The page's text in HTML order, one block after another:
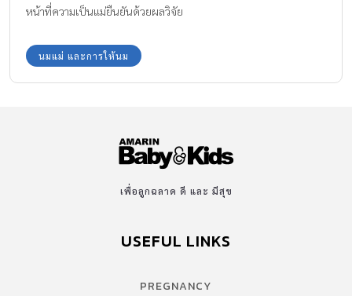
หน้าที่ความเป็นแม่ยืนยันด้วยผลวิจัย
นมแม่ และการให้นม
เพื่อลูกฉลาด ดี และ มีสุข
USEFUL LINKS
PREGNANCY